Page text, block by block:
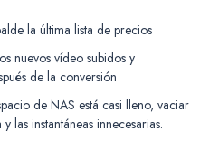
la última lista de precios
nuevos vídeo subidos y
de la conversión
de NAS está casi lleno, vaciar
las instantáneas innecesarias.